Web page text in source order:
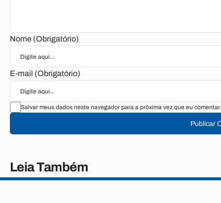
Nome (Obrigatório)
E-mail (Obrigatório)
Salvar meus dados neste navegador para a próxima vez que eu comentar.
Publicar
Leia Também